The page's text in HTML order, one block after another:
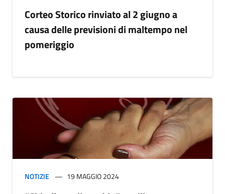
Corteo Storico rinviato al 2 giugno a
causa delle previsioni di maltempo nel
pomeriggio
NOTIZIE 19 MAGGIO 2024